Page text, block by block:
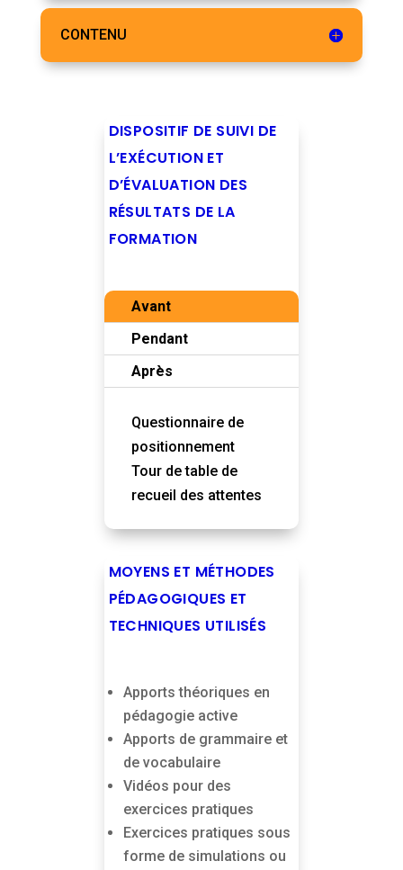
CONTENU
DISPOSITIF DE SUIVI DE
L’EXÉCUTION ET
D’ÉVALUATION DES
RÉSULTATS DE LA
FORMATION
Avant
Pendant
Après
Questionnaire de
positionnement
Tour de table de
recueil des attentes
MOYENS ET MÉTHODES
PÉDAGOGIQUES ET
TECHNIQUES UTILISÉS
Apports théoriques en
pédagogie active
Apports de grammaire et
de vocabulaire
Vidéos pour des
exercices pratiques
Exercices pratiques sous
forme de simulations ou